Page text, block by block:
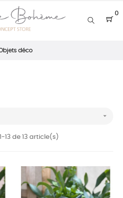
0
déco

13 de 13 article(s)